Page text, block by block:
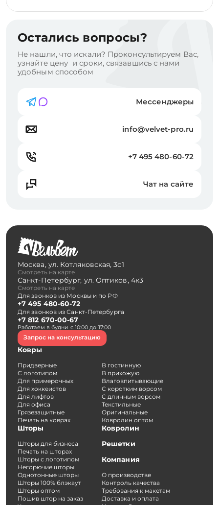
Остались вопросы?
Не нашли, что искали? Проконсультируем Вас,
узнайте цену и сроки, связавшись с нами
удобным способом
Мессенджеры
info@velvet-pro.ru
+7 495 480-60-72
Чат на сайте
Москва, ул. Котляковская, 3с1
Смотреть на карте
Санкт-Петербург, ул. Оптиков, 4к3
Смотреть на карте
Для звонков из Москвы и по РФ
+7 495 480-60-72
Для звонков из Санкт-Петербурга
+7 812 670-00-67
Работаем в будни с 10:00 до 17:00
Запрос на консультацию
Ковры
Придверные
С логотипом
Для примерочных
Для хоккеистов
Для лифтов
Для офиса
Грязезащитные
Печать на коврах
В гостинную
В прихожую
Влаговпитывающие
С коротким ворсом
С длинным ворсом
Текстильные
Оригинальные
Ковролин оптом
Шторы
Шторы для бизнеса
Печать на шторах
Шторы с логотипом
Негорючие шторы
Однотонные шторы
Шторы 100% блэкаут
Шторы оптом
Пошив штор на заказ
Ковролин
Решетки
Компания
О производстве
Контроль качества
Требования к макетам
Доставка и оплата